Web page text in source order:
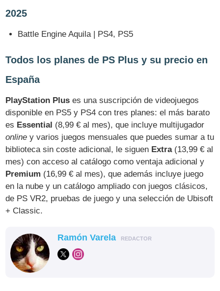
2025
Battle Engine Aquila | PS4, PS5
Todos los planes de PS Plus y su precio en
España
PlayStation Plus es una suscripción de videojuegos
disponible en PS5 y PS4 con tres planes: el más barato
es Essential (8,99 € al mes), que incluye multijugador
online y varios juegos mensuales que puedes sumar a tu
biblioteca sin coste adicional, le siguen Extra(13,99 € al
mes) con acceso al catálogo como ventaja adicional y
Premium (16,99 € al mes), que además incluye juego
en la nube y un catálogo ampliado con juegos clásicos,
de PS VR2, pruebas de juego y una selección de Ubisoft
+ Classic.
Ramón Varela REDACTOR